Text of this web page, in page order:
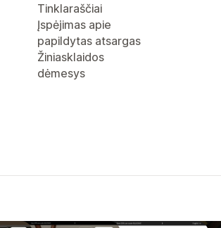
Tinklaraščiai
Įspėjimas apie
papildytas atsargas
Žiniasklaidos
dėmesys